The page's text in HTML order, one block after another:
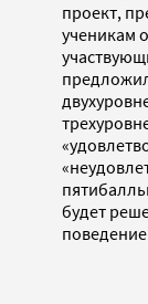
проект,
ученикам
будет